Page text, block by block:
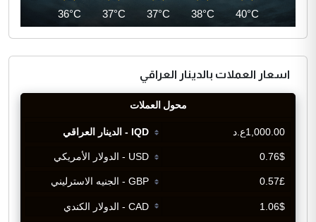
40°C
38°C
37°C
37°C
36°C
اسعار العملات بالدينار العراقي